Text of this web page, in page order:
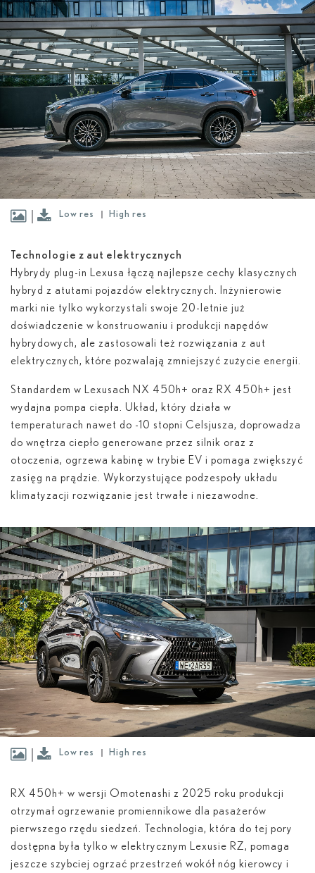
Low res High res
Technologie z aut elektrycznych
Hybrydy plug-in Lexusa łączą najlepsze cechy klasycznych
hybryd z atutami pojazdów elektrycznych. Inżynierowie
marki nie tylko wykorzystali swoje 20-letnie już
doświadczenie w konstruowaniu i produkcji napędów
hybrydowych, ale zastosowali też rozwiązania z aut
elektrycznych, które pozwalają zmniejszyć zużycie energii.
Standardem w Lexusach NX 450 h+ oraz RX 450 h+ jest
wydajna pompa ciepła. Układ, który działa w
temperaturach nawet do -10 stopni Celsjusza, doprowadza
do wnętrza ciepło generowane przez silnik oraz z
otoczenia, ogrzewa kabinę w trybie EV i pomaga zwiększyć
zasięg na prądzie. Wykorzystujące podzespoły układu
klimatyzacji rozwiązanie jest trwałe i niezawodne.
Low res High res
RX 450 h+ w wersji Omotenashi z 2025 roku produkcji
otrzymał ogrzewanie promiennikowe dla pasażerów
pierwszego rzędu siedzeń. Technologia, która do tej pory
dostępna była tylko w elektrycznym Lexusie RZ, pomaga
jeszcze szybciej ogrzać przestrzeń wokół nóg kierowcy i